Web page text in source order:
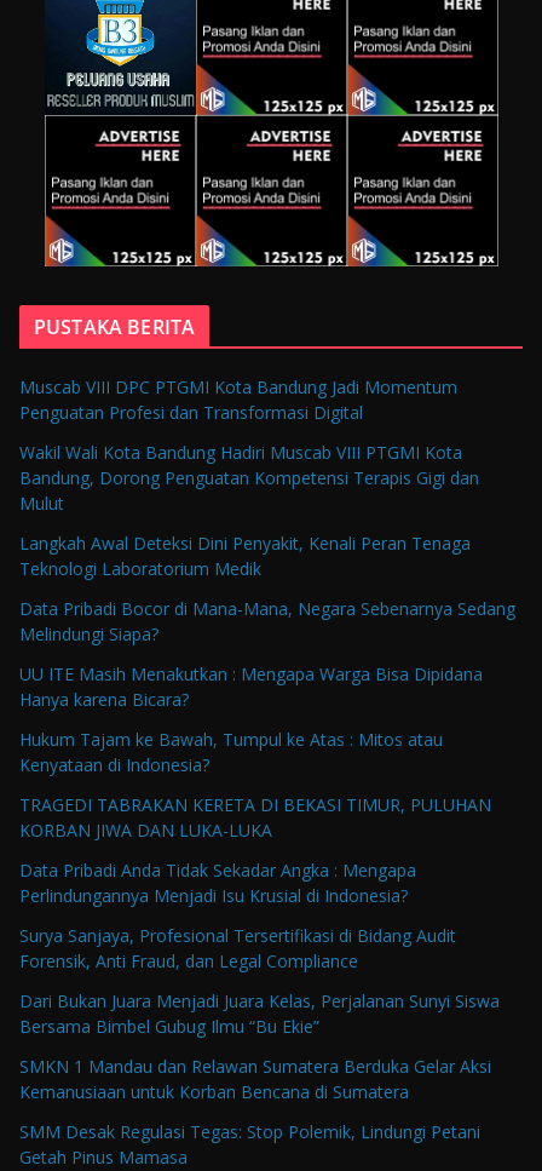
PUSTAKA BERITA
Muscab VIII DPC PTGMI Kota Bandung Jadi Momentum
Penguatan Profesi dan Transformasi Digital
Wakil Wali Kota Bandung Hadiri Muscab VIII PTGMI Kota
Bandung, Dorong Penguatan Kompetensi Terapis Gigi dan
Mulut
Langkah Awal Deteksi Dini Penyakit, Kenali Peran Tenaga
Teknologi Laboratorium Medik
Data Pribadi Bocor di Mana-Mana, Negara Sebenarnya Sedang
Melindungi Siapa?
UU ITE Masih Menakutkan : Mengapa Warga Bisa Dipidana
Hanya karena Bicara?
Hukum Tajam ke Bawah, Tumpul ke Atas : Mitos atau
Kenyataan di Indonesia?
TRAGEDI TABRAKAN KERETA DI BEKASI TIMUR, PULUHAN
KORBAN JIWA DAN LUKA-LUKA
Data Pribadi Anda Tidak Sekadar Angka : Mengapa
Perlindungannya Menjadi Isu Krusial di Indonesia?
Surya Sanjaya, Profesional Tersertifikasi di Bidang Audit
Forensik, Anti Fraud, dan Legal Compliance
Dari Bukan Juara Menjadi Juara Kelas, Perjalanan Sunyi Siswa
Bersama Bimbel Gubug Ilmu “Bu Ekie”
SMKN 1 Mandau dan Relawan Sumatera Berduka Gelar Aksi
Kemanusiaan untuk Korban Bencana di Sumatera
SMM Desak Regulasi Tegas: Stop Polemik, Lindungi Petani
Getah Pinus Mamasa